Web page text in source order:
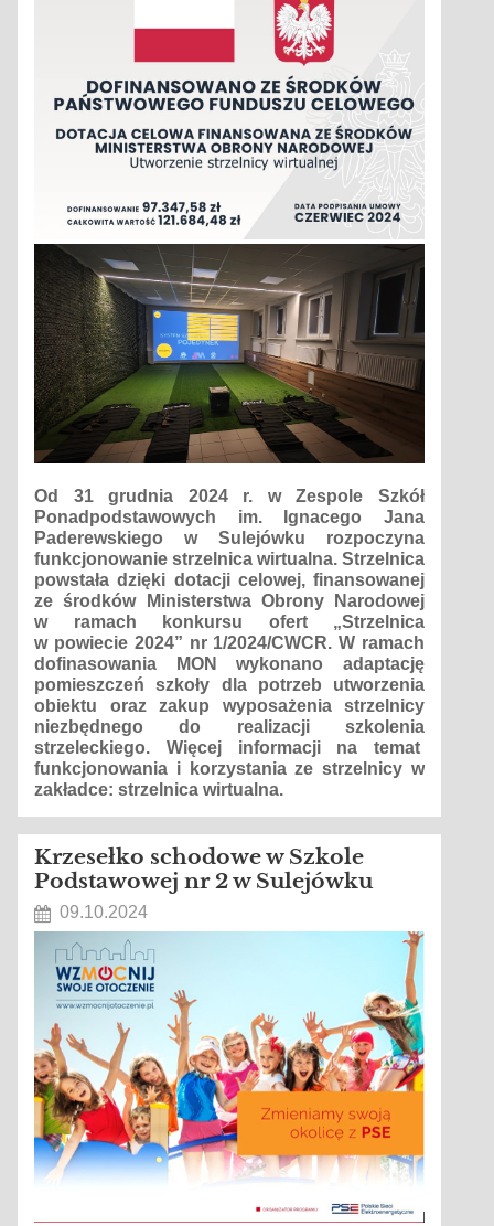
Od 31 grudnia 2024 r. w Zespole Szkół
Ponadpodstawowych im. Ignacego Jana
Paderewskiego w Sulejówku rozpoczyna
funkcjonowanie strzelnica wirtualna. Strzelnica
powstała dzięki dotacji celowej, finansowanej
ze środków Ministerstwa Obrony Narodowej
w ramach konkursu ofert „Strzelnica
w powiecie 2024” nr 1/2024/CWCR. W ramach
dofinasowania MON wykonano adaptację
pomieszczeń szkoły dla potrzeb utworzenia
obiektu oraz zakup wyposażenia strzelnicy
niezbędnego do realizacji szkolenia
strzeleckiego. Więcej informacji na temat
funkcjonowania i korzystania ze strzelnicy w
zakładce: strzelnica wirtualna.
Krzesełko schodowe w Szkole
Podstawowej nr 2 w Sulejówku
09.10.2024